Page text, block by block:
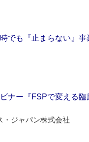
時でも『止まらない』
ビナー『FSPで変える
・ジャパン株式会社